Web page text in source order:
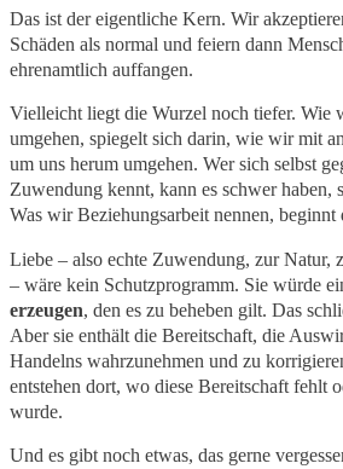
Das ist der eigentliche Kern. Wir
Schäden als normal und feiern dann
ehrenamtlich auffangen.
Vielleicht liegt die Wurzel noch tiefer. Wie
umgehen, spiegelt sich darin, wie wir mit
um uns herum umgehen. Wer sich selbst
Zuwendung kennt, kann es schwer haben,
Was wir Beziehungsarbeit nennen, beginnt
Liebe – also echte Zuwendung, zur Natur,
– wäre kein Schutzprogramm. Sie würde
erzeugen, den es zu beheben gilt. Das
Aber sie enthält die Bereitschaft, die
Handelns wahrzunehmen und zu
entstehen dort, wo diese Bereitschaft fehlt
wurde.
Und es gibt noch etwas, das gerne